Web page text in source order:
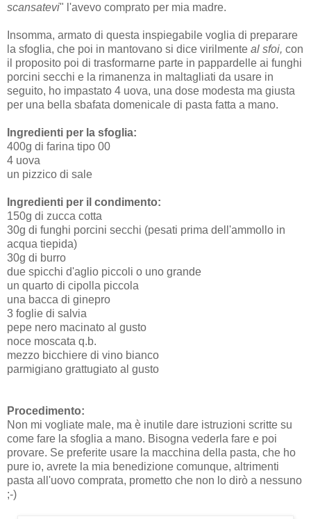
scansatevi" l'avevo comprato per mia madre.
Insomma, armato di questa inspiegabile voglia di preparare
la sfoglia, che poi in mantovano si dice virilmente al sfoi, con
il proposito poi di trasformarne parte in pappardelle ai funghi
porcini secchi e la rimanenza in maltagliati da usare in
seguito, ho impastato 4 uova, una dose modesta ma giusta
per una bella sbafata domenicale di pasta fatta a mano.
Ingredienti per la sfoglia:
400g di farina tipo 00
4 uova
un pizzico di sale
Ingredienti per il condimento:
150g di zucca cotta
30g di funghi porcini secchi (pesati prima dell'ammollo in
acqua tiepida)
30g di burro
due spicchi d'aglio piccoli o uno grande
un quarto di cipolla piccola
una bacca di ginepro
3 foglie di salvia
pepe nero macinato al gusto
noce moscata q.b.
mezzo bicchiere di vino bianco
parmigiano grattugiato al gusto
Procedimento:
Non mi vogliate male, ma è inutile dare istruzioni scritte su
come fare la sfoglia a mano. Bisogna vederla fare e poi
provare. Se preferite usare la macchina della pasta, che ho
pure io, avrete la mia benedizione comunque, altrimenti
pasta all'uovo comprata, prometto che non lo dirò a nessuno
;-)